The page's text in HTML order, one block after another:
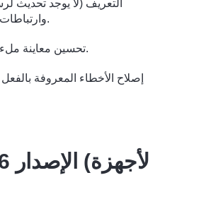
التعريف (لا يوجد تحديث
وارتباطات المعلمات).
تحسين معاينة ملء الشاشة.